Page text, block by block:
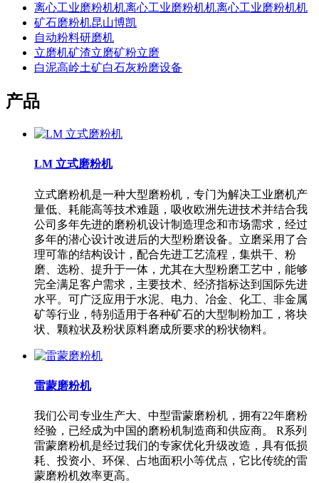
离心工业磨粉机机离心工业磨粉机机离心工业磨粉机机
矿石磨粉机昆山博凯
自动粉料研磨机
立磨机矿渣立磨矿粉立磨
白泥高岭土矿白石灰粉磨设备
产品
LM 立式磨粉机
立式磨粉机是一种大型磨粉机，专门为解决工业磨机产
量低、耗能高等技术难题，吸收欧洲先进技术并结合我
公司多年先进的磨粉机设计制造理念和市场需求，经过
多年的潜心设计改进后的大型粉磨设备。立磨采用了合
理可靠的结构设计，配合先进工艺流程，集烘干、粉
磨、选粉、提升于一体，尤其在大型粉磨工艺中，能够
完全满足客户需求，主要技术、经济指标达到国际先进
水平。可广泛应用于水泥、电力、冶金、化工、非金属
矿等行业，特别适用于各种矿石的大型制粉加工，将块
状、颗粒状及粉状原料磨成所要求的粉状物料。
雷蒙磨粉机
我们公司专业生产大、中型雷蒙磨粉机，拥有22年磨粉
经验，已经成为中国的磨粉机制造商和供应商。 R系列
雷蒙磨粉机是经过我们的专家优化升级改造，具有低损
耗、投资小、环保、占地面积小等优点，它比传统的雷
蒙磨粉机效率更高。